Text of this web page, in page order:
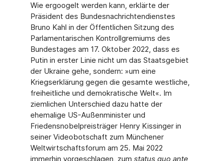
Wie ergoogelt werden kann, erklärte der
Präsident des Bundesnachrichtendienstes
Bruno Kahl in der Öffentlichen Sitzung des
Parlamentarischen Kontrollgremiums des
Bundesta­ges am 17. Oktober 2022, dass es
Putin in erster Linie nicht um das Staatsgebiet
der Ukraine gehe, sondern: »um eine
Kriegserklärung gegen die gesamte westliche,
freiheitli­che und demokratische Welt«. Im
ziemlichen Unterschied dazu hatte der
ehemalige US-Außenminister und
Friedensnobelpreisträger Henry Kissinger in
seiner Videobotschaft zum Münchener
Weltwirtschaftsforum am 25. Mai 2022
immerhin vorgeschlagen, zum status quo ante